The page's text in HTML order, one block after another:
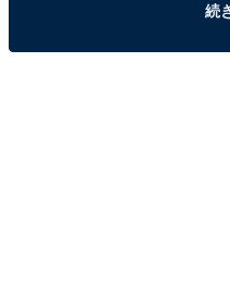
新東名、最高速度110キ
続